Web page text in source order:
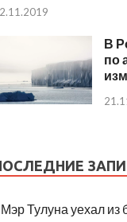
В
по
Мэр Тулуна уехал